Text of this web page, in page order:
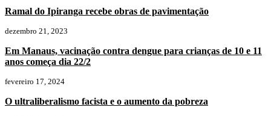
Ramal do Ipiranga recebe obras de pavimentação
dezembro 21, 2023
Em Manaus, vacinação contra dengue para crianças de 10 e 11
anos começa dia 22/2
fevereiro 17, 2024
O ultraliberalismo facista e o aumento da pobreza